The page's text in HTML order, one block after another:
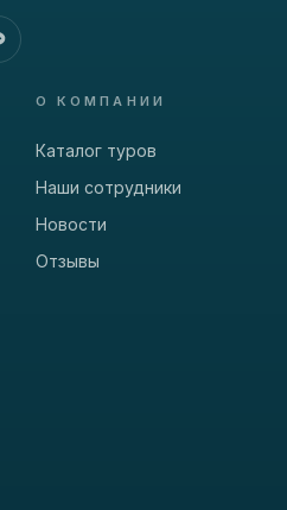
О КОМПАНИИ
Каталог туров
Наши сотрудники
Новости
Отзывы